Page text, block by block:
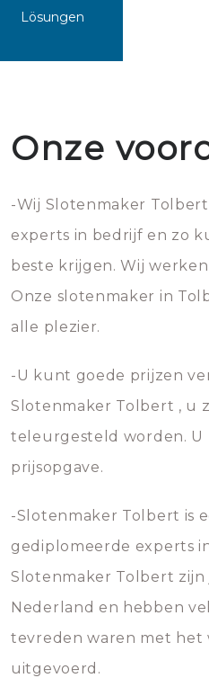
Lösungen
Onze
-Wij Slotenmaker
experts in bedrijf en zo
beste krijgen. Wij
Onze slotenmaker in
alle plezier.
-U kunt goede prijzen
Slotenmaker Tolbert , u
teleurgesteld worden. U
prijsopgave.
-Slotenmaker Tolbert is
gediplomeerde experts
Slotenmaker Tolbert zijn
Nederland en hebben
tevreden waren met het
uitgevoerd.